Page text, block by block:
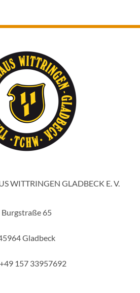
WITTRINGEN GLADBECK E. V.
Burgstraße 65
Gladbeck
157 33957692